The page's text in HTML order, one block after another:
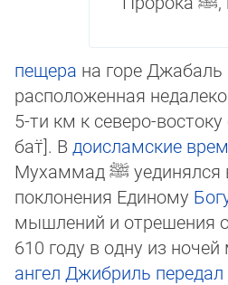
пещера на горе Джабаль
расположенная не­да­ле­ко
5-ти км к северо-востоку
бат̈]. В доисламские
Мухаммад ﷺ
поклонения Единому
мышлений и отреше­ния
610 году в одну из ночей
ангел Джиб­риль передал